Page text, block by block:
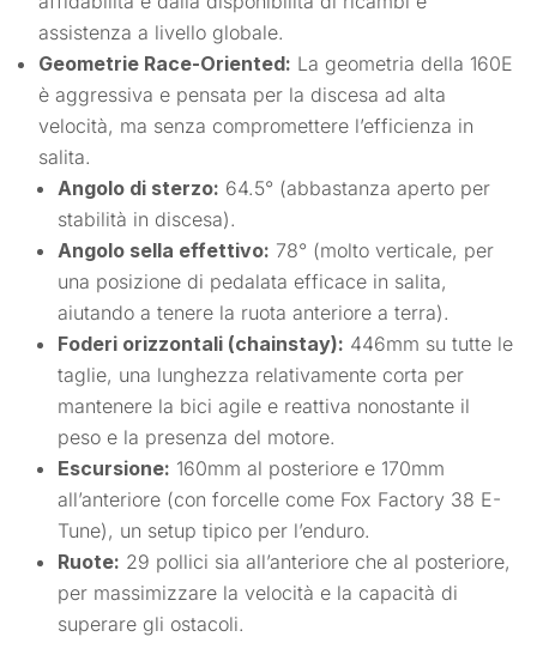
assistenza a livello globale.
Geometrie Race-Oriented: La geometria della 160E
è aggressiva e pensata per la discesa ad alta
velocità, ma senza compromettere l’efficienza in
salita.
Angolo di sterzo: 64.5° (abbastanza aperto per
stabilità in discesa).
Angolo sella effettivo: 78° (molto verticale, per
una posizione di pedalata efficace in salita,
aiutando a tenere la ruota anteriore a terra).
Foderi orizzontali (chainstay): 446mm su tutte le
taglie, una lunghezza relativamente corta per
mantenere la bici agile e reattiva nonostante il
peso e la presenza del motore.
Escursione: 160mm al posteriore e 170mm
all’anteriore (con forcelle come Fox Factory 38 E-
Tune), un setup tipico per l’enduro.
Ruote: 29 pollici sia all’anteriore che al posteriore,
per massimizzare la velocità e la capacità di
superare gli ostacoli.